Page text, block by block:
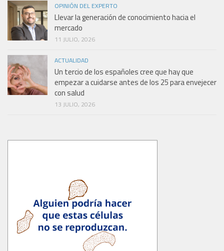
OPINIÓN DEL EXPERTO
Llevar la generación de conocimiento hacia el
mercado
11 JULIO, 2026
ACTUALIDAD
Un tercio de los españoles cree que hay que
empezar a cuidarse antes de los 25 para envejecer
con salud
13 JULIO, 2026